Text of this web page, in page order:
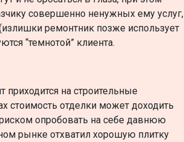
совершенно ненужных ему услуг,
ремонтник позже использует
“темнотой” клиента.
приходится на строительные
стоимость отделки может доходить
опробовать на себе давнюю
рынке отхватил хорошую плитку